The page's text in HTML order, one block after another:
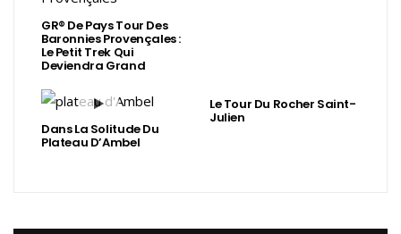
GR® De Pays Tour Des
Baronnies Provençales :
Le Petit Trek Qui
Deviendra Grand
Dans La Solitude Du
Plateau D’Ambel
Le Tour Du Rocher Saint-
Julien